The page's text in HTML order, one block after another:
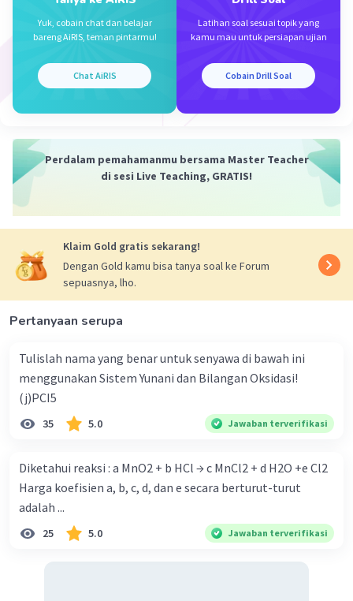
adalah sebagai berikut.
Derajat disosiasi SO3 adalah
𝛂 = 40 mol / 100 mol
Jadi, jawaban yang benar adalah C.
Beri Rating·5.0
Hafiz S
Yuk, cobain chat dan belajar
bareng AiRIS, teman pintarmu!
Chat AiRIS
Latihan soal sesuai topik yang
kamu mau untuk persiapan ujian
Cobain Drill Soal
Perdalam pemahamanmu bersama Master Teacher
di sesi Live Teaching, GRATIS!
Klaim Gold gratis sekarang!
Dengan Gold kamu bisa tanya soal ke Forum
sepuasnya, lho.
Pertanyaan serupa
Tulislah nama yang benar untuk senyawa di bawah ini
menggunakan Sistem Yunani dan Bilangan Oksidasi!
(j)PCI5
35 5.0 Jawaban terverifikasi
Diketahui reaksi : a MnO2 + b HCl → c MnCl2 + d H2O +e Cl2
Harga koefisien a, b, c, d, dan e secara berturut-turut
adalah ...
25 5.0 Jawaban terverifikasi